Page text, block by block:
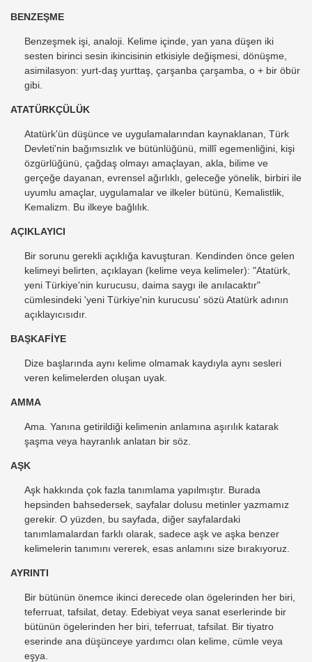
BENZEŞME
Benzeşmek işi, analoji. Kelime içinde, yan yana düşen iki
sesten birinci sesin ikincisinin etkisiyle değişmesi, dönüşme,
asimilasyon: yurt-daş yurttaş, çarşanba çarşamba, o + bir öbür
gibi.
ATATÜRKÇÜLÜK
Atatürk'ün düşünce ve uygulamalarından kaynaklanan, Türk
Devleti'nin bağımsızlık ve bütünlüğünü, millî egemenliğini, kişi
özgürlüğünü, çağdaş olmayı amaçlayan, akla, bilime ve
gerçeğe dayanan, evrensel ağırlıklı, geleceğe yönelik, birbiri ile
uyumlu amaçlar, uygulamalar ve ilkeler bütünü, Kemalistlik,
Kemalizm. Bu ilkeye bağlılık.
AÇIKLAYICI
Bir sorunu gerekli açıklığa kavuşturan. Kendinden önce gelen
kelimeyi belirten, açıklayan (kelime veya kelimeler): "Atatürk,
yeni Türkiye'nin kurucusu, daima saygı ile anılacaktır"
cümlesindeki 'yeni Türkiye'nin kurucusu' sözü Atatürk adının
açıklayıcısıdır.
BAŞKAFİYE
Dize başlarında aynı kelime olmamak kaydıyla aynı sesleri
veren kelimelerden oluşan uyak.
AMMA
Ama. Yanına getirildiği kelimenin anlamına aşırılık katarak
şaşma veya hayranlık anlatan bir söz.
AŞK
Aşk hakkında çok fazla tanımlama yapılmıştır. Burada
hepsinden bahsedersek, sayfalar dolusu metinler yazmamız
gerekir. O yüzden, bu sayfada, diğer sayfalardaki
tanımlamalardan farklı olarak, sadece aşk ve aşka benzer
kelimelerin tanımını vererek, esas anlamını size bırakıyoruz.
AYRINTI
Bir bütünün önemce ikinci derecede olan ögelerinden her biri,
teferruat, tafsilat, detay. Edebiyat veya sanat eserlerinde bir
bütünün ögelerinden her biri, teferruat, tafsilat. Bir tiyatro
eserinde ana düşünceye yardımcı olan kelime, cümle veya
eşya.